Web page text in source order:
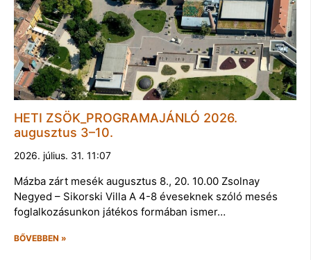
HETI ZSÖK_PROGRAMAJÁNLÓ 2026.
augusztus 3–10.
2026. július. 31. 11:07
Mázba zárt mesék augusztus 8., 20. 10.00 Zsolnay
Negyed – Sikorski Villa A 4-8 éveseknek szóló mesés
foglalkozásunkon játékos formában ismer…
BŐVEBBEN »